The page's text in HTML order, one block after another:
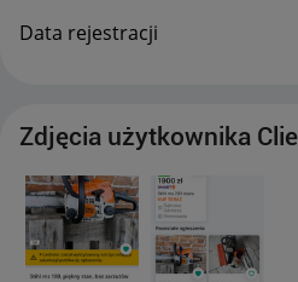
Data rejestracji
Zdjęcia użytkownika